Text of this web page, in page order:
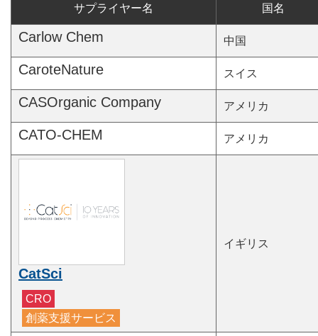
サプライヤー名 国名
Carlow Chem 中国
CaroteNature スイス
CASOrganic Company アメリカ
CATO-CHEM アメリカ
CatSci
イギリス